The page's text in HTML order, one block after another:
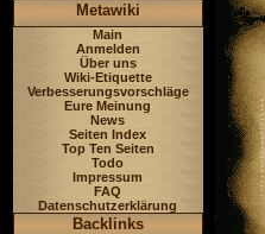
Metawiki
Main
Anmelden
Über uns
Wiki-Etiquette
Verbesserungsvorschläge
Eure Meinung
News
Seiten Index
Top Ten Seiten
Todo
Impressum
FAQ
Datenschutzerklärung
Backlinks